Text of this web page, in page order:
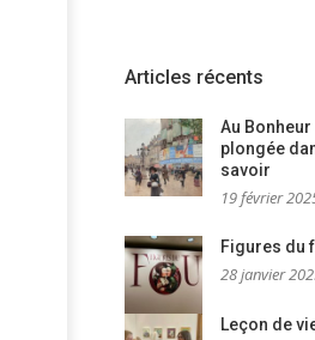
Articles récents
Au
plongée
savoir
19 février
Figures du
28 janvier
Leçon de